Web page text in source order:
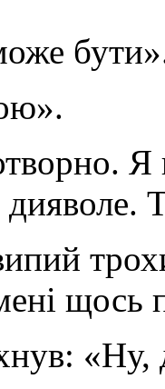
Я
щось